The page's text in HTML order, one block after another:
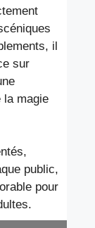
il
sur
la magie
public,
pour